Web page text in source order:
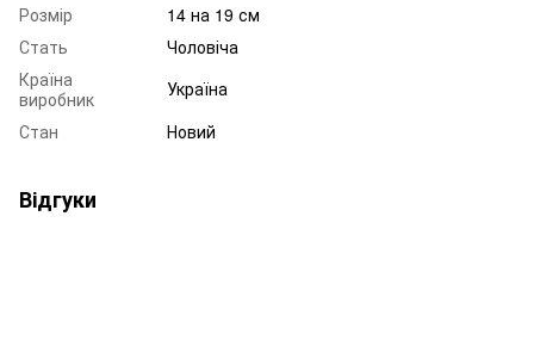
Розмір
14 на 19 см
Стать
Чоловіча
Країна
виробник
Україна
Стан
Новий
Відгуки